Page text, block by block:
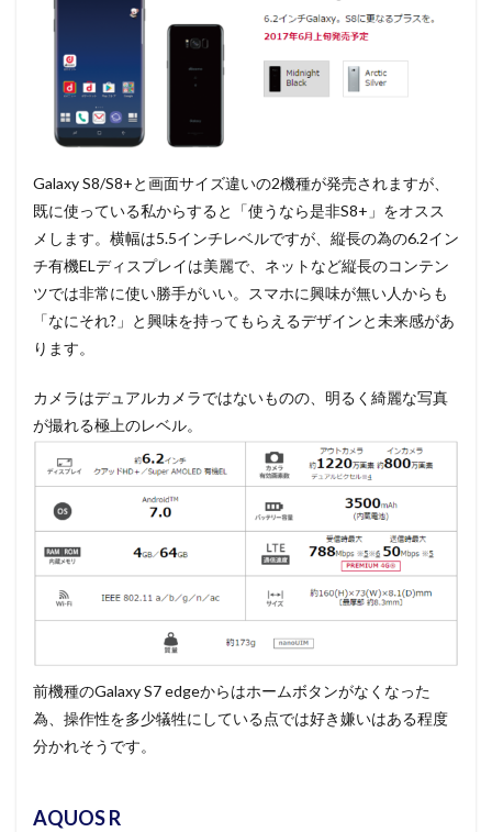
Galaxy S8/S8+と画面サイズ違いの2機種が発売されますが、
既に使っている私からすると「使うなら是非S8+」をオスス
メします。横幅は5.5インチレベルですが、縦長の為の6.2イン
チ有機ELディスプレイは美麗で、ネットなど縦長のコンテン
ツでは非常に使い勝手がいい。スマホに興味が無い人からも
「なにそれ?」と興味を持ってもらえるデザインと未来感があ
ります。
カメラはデュアルカメラではないものの、明るく綺麗な写真
が撮れる極上のレベル。
前機種のGalaxy S7 edgeからはホームボタンがなくなった
為、操作性を多少犠牲にしている点では好き嫌いはある程度
分かれそうです。
AQUOS R